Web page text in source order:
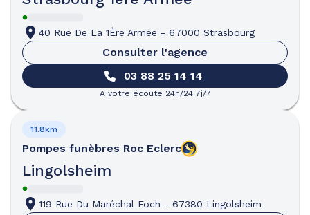
40 Rue De La 1Ère Armée - 67000 Strasbourg
Consulter l'agence
03 88 25 14 14
A votre écoute 24h/24 7j/7
Pompes funèbres Roc Eclerc
Lingolsheim
11.8km
119 Rue Du Maréchal Foch - 67380 Lingolsheim